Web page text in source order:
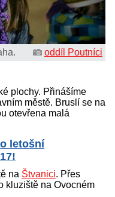
oddíl Poutníci
plochy. Přinášíme
městě. Bruslí se na
otevřena malá
letošní
na Štvanici. Přes
kluziště na Ovocném